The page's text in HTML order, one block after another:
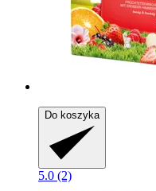
Do koszyka
5.0 (2)